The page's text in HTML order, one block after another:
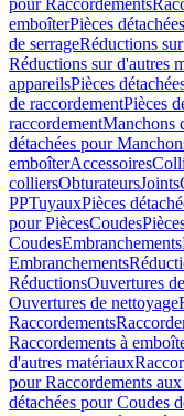
pour Raccordements
emboîterPièces
de serrageRéductions
Réductions sur d'autres
appareilsPièces
de raccordementPièces
raccordementManchons
détachées pour
emboîterAccessoires
colliersObturateursJoints
PPTuyauxPièces
pour PiècesCoudes
CoudesEmbranchements
Embranchements
RéductionsOuvertures
Ouvertures de nettoyage
Raccordements
Raccordements à
d'autres matériaux
pour Raccordements
détachées pour Coudes